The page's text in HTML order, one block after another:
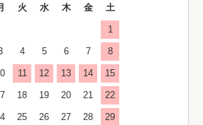
火 水 木 金 土
1
4 5 6 7 8
11 12 13 14 15
18 19 20 21 22
25 26 27 28 29